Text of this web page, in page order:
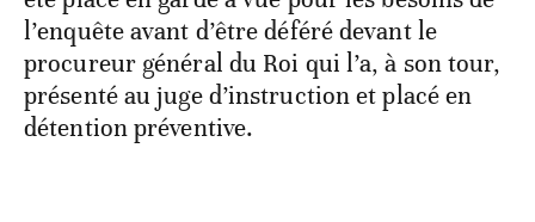
l’enquête avant d’être déféré devant le
procureur général du Roi qui l’a, à son tour,
présenté au juge d’instruction et placé en
détention préventive.